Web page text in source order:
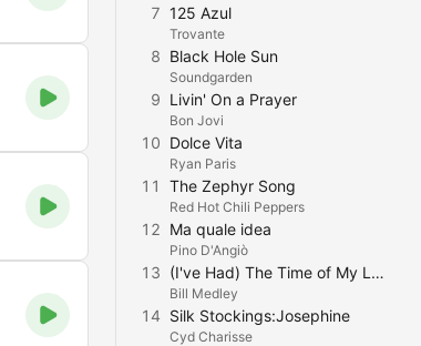
7 125 Azul
Trovante
8 Black Hole Sun
Soundgarden
9 Livin' On a Prayer
Bon Jovi
10 Dolce Vita
Ryan Paris
11 The Zephyr Song
Red Hot Chili Peppers
12 Ma quale idea
Pino D'Angiò
13 (I've Had) The Time of My Life
Bill Medley
14 Silk Stockings:Josephine
Cyd Charisse